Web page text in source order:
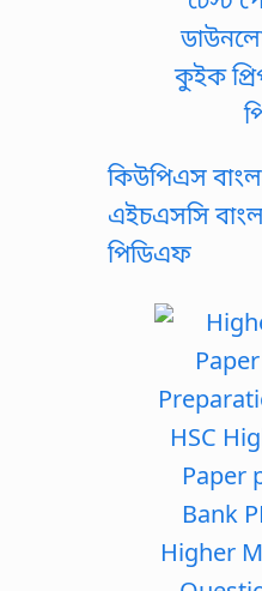
কিউপিএস
এইচএসসি
পিডিএফ